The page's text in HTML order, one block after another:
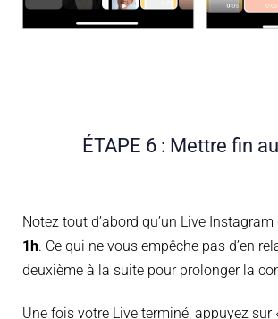
ÉTAPE 6 : Mettre fin
Notez tout d’abord qu’un Live
1h. Ce qui ne vous empêche pas d’en
deuxième à la suite pour prolonger la
Une fois votre Live terminé, appuyez sur